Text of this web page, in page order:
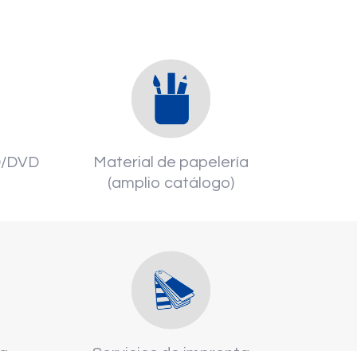
DVD
Material de papelería
(amplio catálogo)